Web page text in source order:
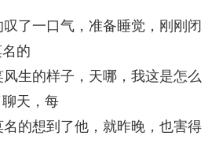
了一口气，准备睡觉，刚刚闭
的
生的样子，天哪，我这是怎么
天，每
的想到了他，就昨晚，也害得